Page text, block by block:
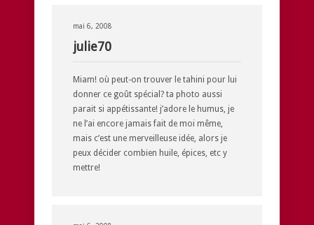
mai 6, 2008
julie70
Miam! où peut-on trouver le tahini pour lui
donner ce goût spécial? ta photo aussi
parait si appétissante! j’adore le humus, je
ne l’ai encore jamais fait de moi même,
mais c’est une merveilleuse idée, alors je
peux décider combien huile, épices, etc y
mettre!